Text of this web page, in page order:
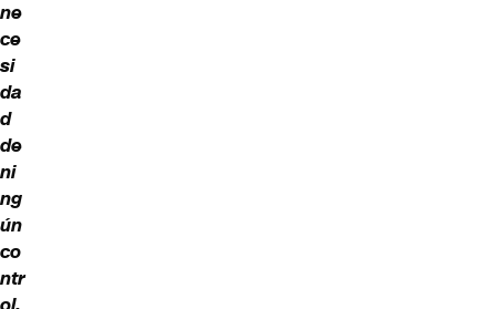
ne
ce
si
da
d
de
ni
ng
ún
co
ntr